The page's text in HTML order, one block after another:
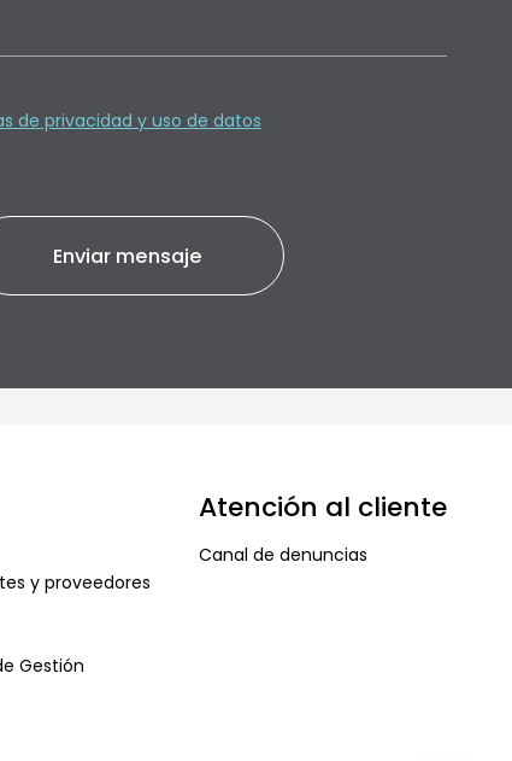
de privacidad y uso de datos
y proveedores
Gestión
Atención al cliente
Canal de denuncias